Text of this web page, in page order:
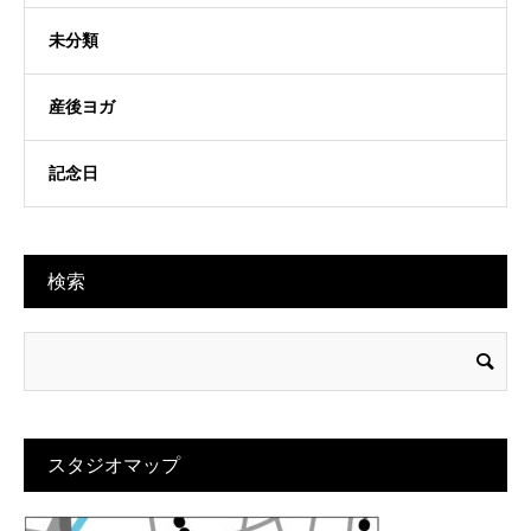
未分類
産後ヨガ
記念日
検索
スタジオマップ